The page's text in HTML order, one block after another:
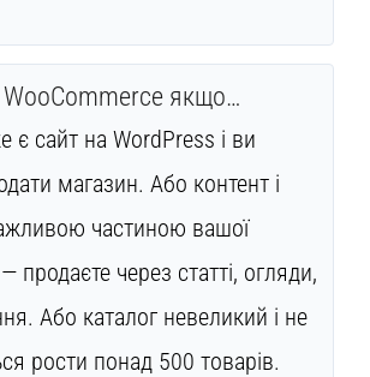
WooCommerce якщо…
є сайт на WordPress і ви
магазин. Або контент і
частиною вашої
— продаєте через статті, огляди,
Або каталог невеликий і не
рости понад 500 товарів.